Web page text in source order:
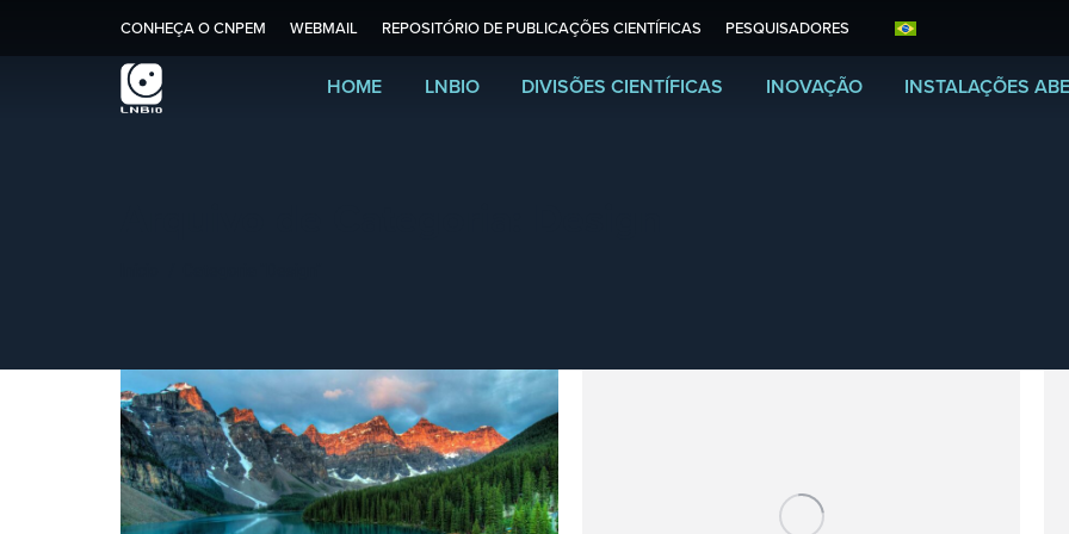
CONHEÇA O CNPEM WEBMAIL REPOSITÓRIO DE PUBLICAÇÕES CIENTÍFICAS PESQUISADORES
HOME LNBIO DIVISÕES CIENTÍFICAS INOVAÇÃO INSTALAÇÕES